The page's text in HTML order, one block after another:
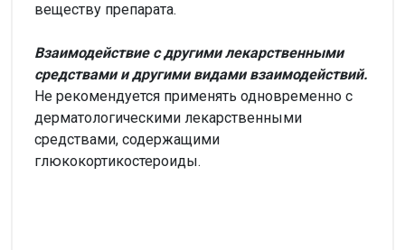
веществу препарата.
Взаимодействие с другими лекарственными
средствами и другими видами взаимодействий.
Не рекомендуется применять одновременно с
дерматологическими лекарственными
средствами, содержащими
глюкокортикостероиды.